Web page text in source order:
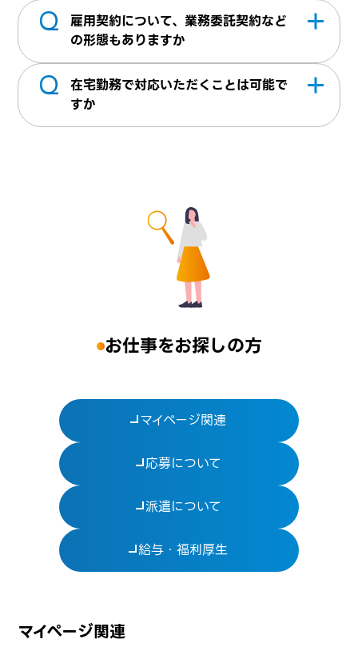
います。業務マニュアルや職場のルールなど
がございましたらご用意いただけますとスム
ーズに業務開始ができます。派遣スタッフ自
身が就業初日に用意すべきものがあれば、事
前に営業担当へお申し付けください。
派遣期間の上限である3年を超えない範囲で
貴社と当社が協議して取り決めを行います。
もし、契約期間が30日以内の場合は日雇い派
遣に該当するため別途定められた範囲で契約
を締結させていただきます。
Q
雇用契約について、業務委託契約など
の形態もありますか
人材派遣契約だけではなく、業務委託契約、
人材紹介など幅広く対応させていただいてお
ります。
Q
在宅勤務で対応いただくことは可能で
すか
お仕事をお探しの方
マイページ関連
応募について
派遣について
給与・福利厚生
マイページ関連